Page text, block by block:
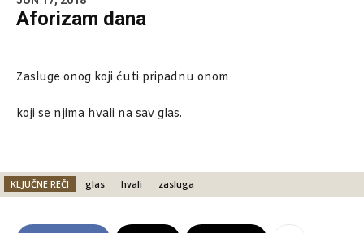
Aforizam dana
Zasluge onog koji ćuti pripadnu onom
koji se njima hvali na sav glas.
KLJUČNE REČI glas hvali zasluga